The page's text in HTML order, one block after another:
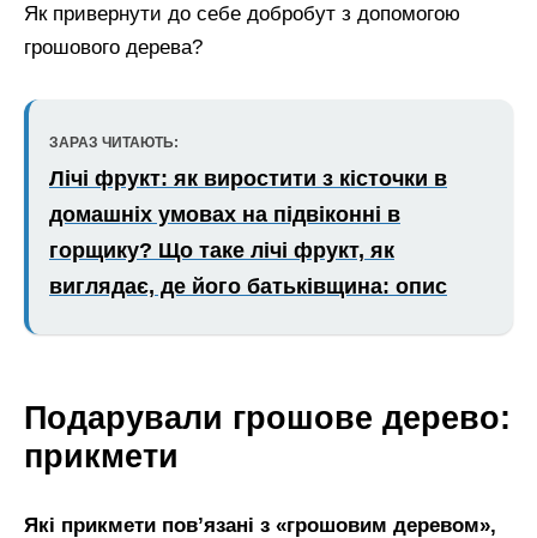
Як привернути до себе добробут з допомогою
грошового дерева?
ЗАРАЗ ЧИТАЮТЬ:
Лічі фрукт: як виростити з кісточки в
домашніх умовах на підвіконні в
горщику? Що таке лічі фрукт, як
виглядає, де його батьківщина: опис
Подарували грошове дерево:
прикмети
Які прикмети пов’язані з «грошовим деревом»,